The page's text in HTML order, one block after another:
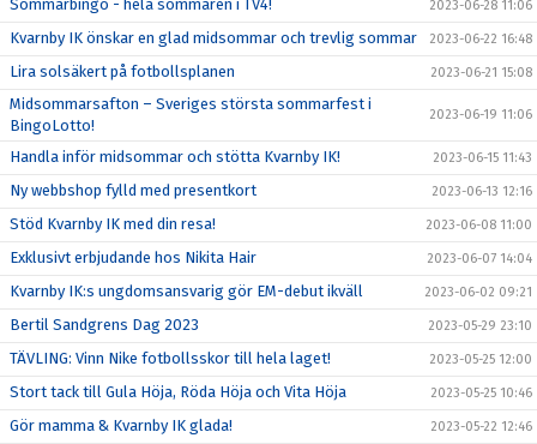
Sommarbingo - hela sommaren i TV4! 2023-06-28 11:06
Kvarnby IK önskar en glad midsommar och trevlig sommar 2023-06-22 16:48
Lira solsäkert på fotbollsplanen 2023-06-21 15:08
Midsommarsafton – Sveriges största sommarfest i
BingoLotto!
2023-06-19 11:06
Handla inför midsommar och stötta Kvarnby IK! 2023-06-15 11:43
Ny webbshop fylld med presentkort 2023-06-13 12:16
Stöd Kvarnby IK med din resa! 2023-06-08 11:00
Exklusivt erbjudande hos Nikita Hair 2023-06-07 14:04
Kvarnby IK:s ungdomsansvarig gör EM-debut ikväll 2023-06-02 09:21
Bertil Sandgrens Dag 2023 2023-05-29 23:10
TÄVLING: Vinn Nike fotbollsskor till hela laget! 2023-05-25 12:00
Stort tack till Gula Höja, Röda Höja och Vita Höja 2023-05-25 10:46
Gör mamma & Kvarnby IK glada! 2023-05-22 12:46